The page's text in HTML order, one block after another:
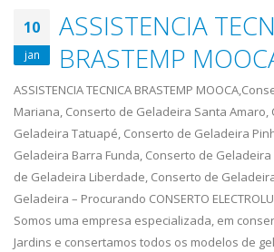
10
jan
ASSISTENCIA
BRASTEMP
ASSISTENCIA TECNICA BRASTEMP
Mariana, Conserto de Geladeira Santa Amaro,
Geladeira Tatuapé, Conserto de Geladeira
Geladeira Barra Funda, Conserto de Geladeira
de Geladeira Liberdade, Conserto de
Geladeira – Procurando CONSERTO
Somos uma empresa especializada, em
Jardins e consertamos todos os modelos de